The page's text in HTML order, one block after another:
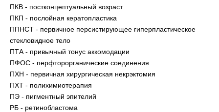
ПКВ - постконцептуальный возраст
ПКП - послойная кератопластика
ППНСТ - первичное персистирующее гиперпластическое
стекловидное тело
ПТА - привычный тонус аккомодации
ПФОС - перфторорганические соединения
ПХН - первичная хирургическая некрэктомия
ПХТ - полихимиотерапия
ПЭ - пигментный эпителий
РБ - ретинобластома